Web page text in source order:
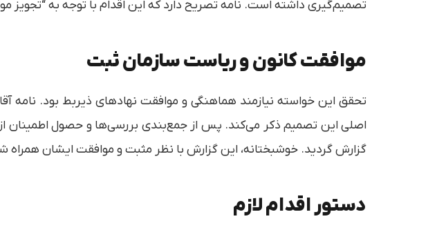
تصمیم‌گیری داشته است. نامه تصریح دارد که این اقدام با توجه به
موافقت کانون و ریاست سازمان ثبت
تحقق این خواسته نیازمند هماهنگی و موافقت نهادهای ذیربط بود. نامه
اصلی این تصمیم ذکر می‌کند. پس از جمع‌بندی بررسی‌ها و حصول اطمینان از
گزارش گردید. خوشبختانه، این گزارش با نظر مثبت و موافقت ایشان همراه
دستور اقدام لازم